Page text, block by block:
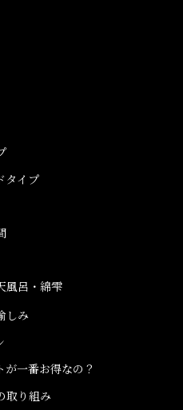
タイプ
風呂・綿雫
しみ
が一番お得なの？
取り組み